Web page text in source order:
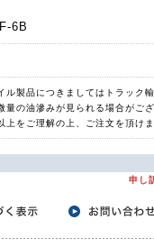
6B
ル製品につきましてはトラック
量の油滲みが見られる場合がご
上をご理解の上、ご注文を頂け
申し